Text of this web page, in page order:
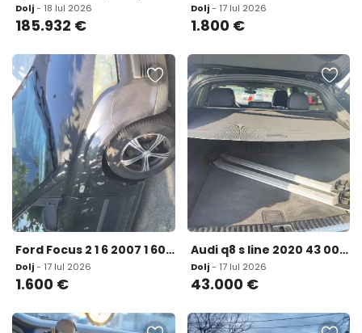
Dolj- 18 Iul 2026
185.932 €
Dolj- 17 Iul 2026
1.800 €
Ford Focus 2 1 6 2007 1 600 eur
Dolj- 17 Iul 2026
1.600 €
Audi q8 s line 2020 43 000 eur
Dolj- 17 Iul 2026
43.000 €